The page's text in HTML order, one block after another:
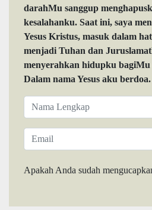
darahMu sanggup
kesalahanku. Saat ini, saya
Yesus Kristus, masuk dalam
menjadi Tuhan dan
menyerahkan hidupku
Dalam nama Yesus aku
Apakah Anda sudah